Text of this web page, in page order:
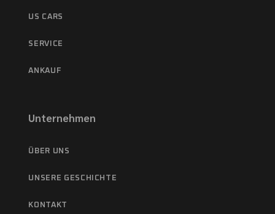
US CARS
SERVICE
ANKAUF
Unternehmen
ÜBER UNS
UNSERE GESCHICHTE
KONTAKT